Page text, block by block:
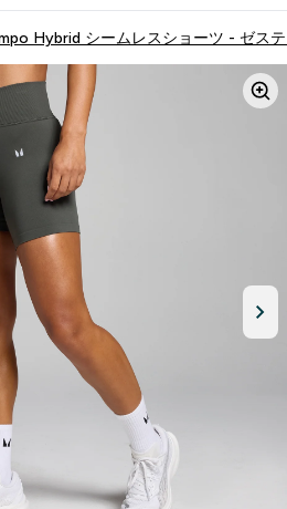
Hybrid シームレスショーツ - ゼス